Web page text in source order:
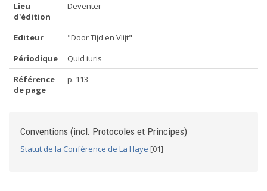
Lieu
d'édition
Deventer
Editeur
"Door Tijd en Vlijt"
Périodique
Quid iuris
Référence
de page
p. 113
Conventions (incl. Protocoles et Principes)
Statut de la Conférence de La Haye [01]